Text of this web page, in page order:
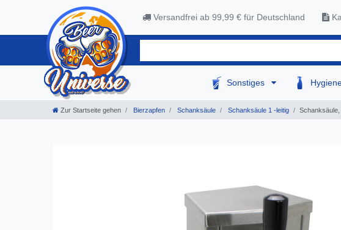
Versandfrei ab 99,99 € für Deutschland
Sonstiges
Zur Startseite gehen Bierzapfen Schanksäule Schanksäule 1 -leitig